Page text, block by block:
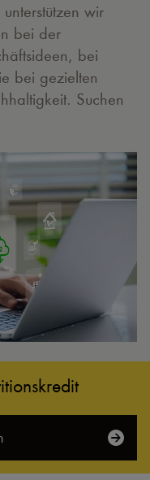
wir
bei der
bei
bei gezielten
Suchen